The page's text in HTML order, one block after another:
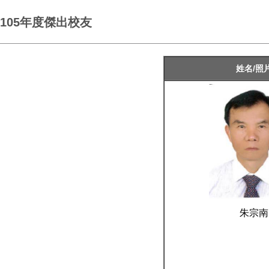
105年度傑出校友
姓名/照
朱宗南